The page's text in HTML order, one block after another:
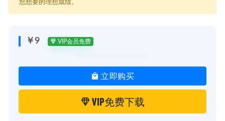
└─ 11美国和法国互呛，北约分裂，局座：貌合神离.mp4
您想要的理想成绩。
￥9 VIP会员免费
立即购买
VIP免费下载